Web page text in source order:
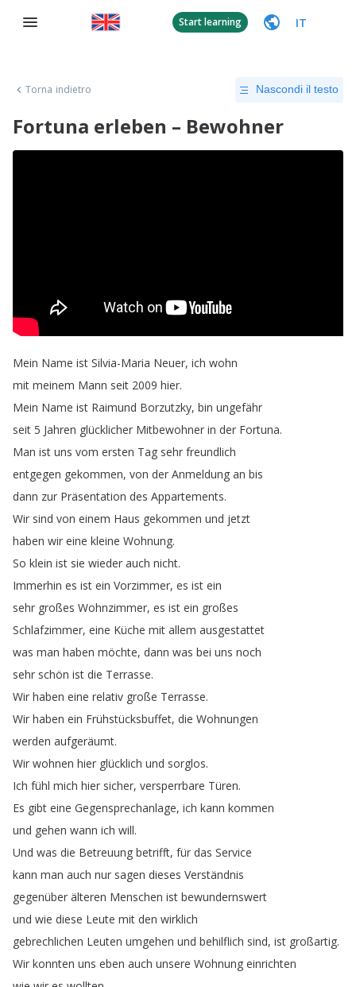
Start learning IT
Torna indietro Nascondi il testo
Fortuna erleben – Bewohner
Mein Name ist Silvia-Maria Neuer, ich wohn
mit meinem Mann seit 2009 hier.
Mein Name ist Raimund Borzutzky, bin ungefähr
seit 5 Jahren glücklicher Mitbewohner in der Fortuna.
Man ist uns vom ersten Tag sehr freundlich
entgegen gekommen, von der Anmeldung an bis
dann zur Präsentation des Appartements.
Wir sind von einem Haus gekommen und jetzt
haben wir eine kleine Wohnung.
So klein ist sie wieder auch nicht.
Immerhin es ist ein Vorzimmer, es ist ein
sehr großes Wohnzimmer, es ist ein großes
Schlafzimmer, eine Küche mit allem ausgestattet
was man haben möchte, dann was bei uns noch
sehr schön ist die Terrasse.
Wir haben eine relativ große Terrasse.
Wir haben ein Frühstücksbuffet, die Wohnungen
werden aufgeräumt.
Wir wohnen hier glücklich und sorglos.
Ich fühl mich hier sicher, versperrbare Türen.
Es gibt eine Gegensprechanlage, ich kann kommen
und gehen wann ich will.
Und was die Betreuung betrifft, für das Service
kann man auch nur sagen dieses Verständnis
gegenüber älteren Menschen ist bewundernswert
und wie diese Leute mit den wirklich
gebrechlichen Leuten umgehen und behilflich sind, ist großartig.
Wir konnten uns eben auch unsere Wohnung einrichten